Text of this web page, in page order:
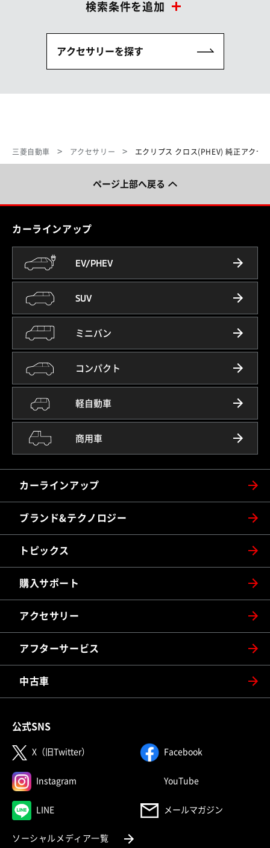
検索条件を追加
アクセサリーを探す
三菱自動車 アクセサリー エクリプス クロス(PHEV) 純正アクセ
ページ上部へ戻る
カーラインアップ
EV/PHEV
SUV
ミニバン
コンパクト
軽自動車
商用車
カーラインアップ
ブランド&テクノロジー
トピックス
購入サポート
アクセサリー
アフターサービス
中古車
公式SNS
X（旧Twitter） （別ウィンドウで開く）Facebook（別ウィンドウ
Instagram （別ウィンドウで開く）YouTube（別ウィンドウで
LINE（別ウィンドウで開く） メールマガジン
ソーシャルメディア一覧（別ウィンドウで開く）